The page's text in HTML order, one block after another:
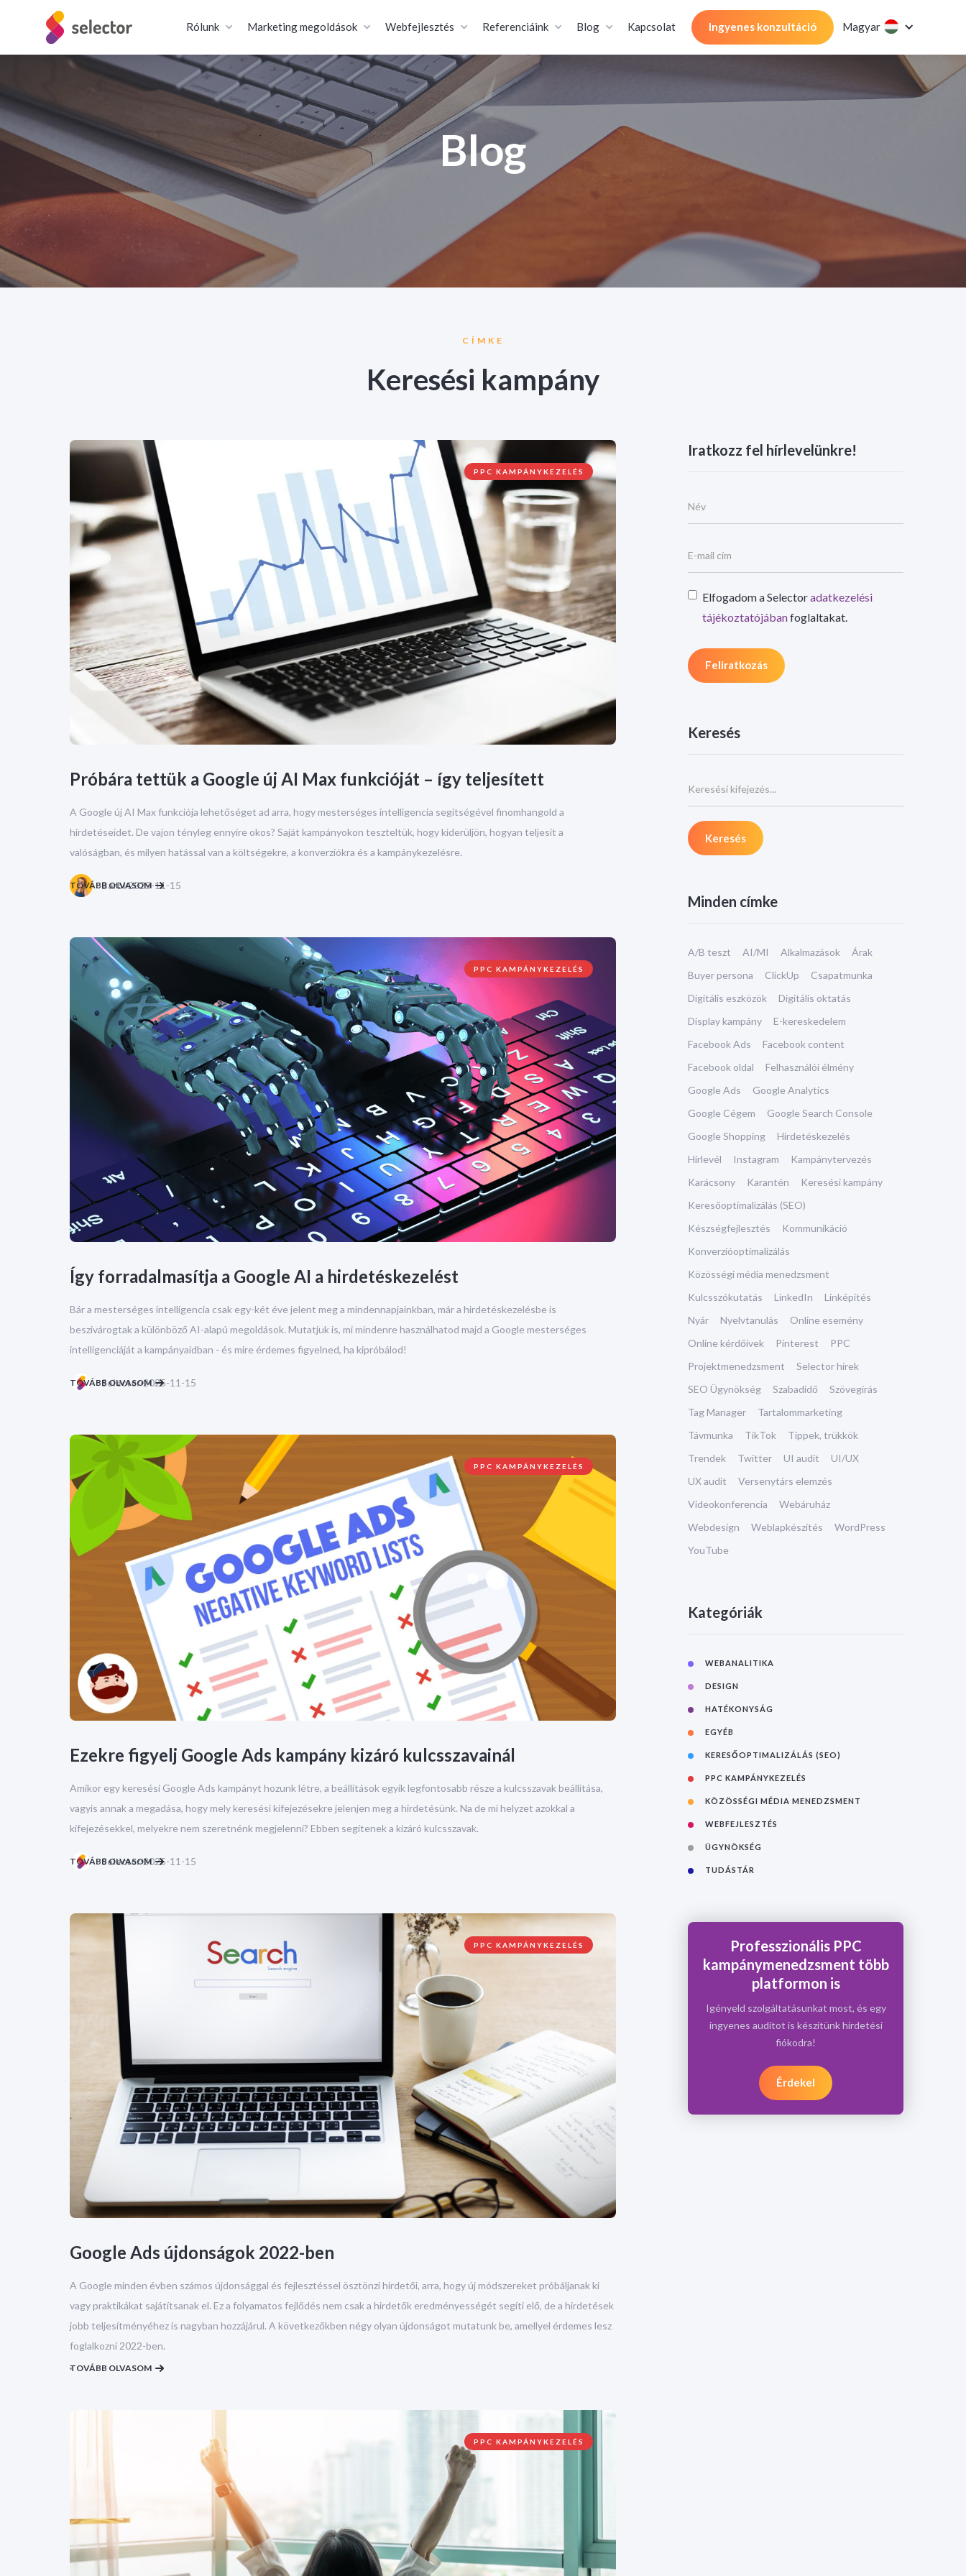
Rólunk Marketing megoldások Webfejlesztés Referenciáink Blog Kapcsolat Ingyenes konzultáció Magyar
Blog
CÍMKE
Keresési kampány
PPC KAMPÁNYKEZELÉS
Próbára tettük a Google új AI Max funkcióját – így teljesített
A Google új AI Max funkciója lehetőséget ad arra, hogy mesterséges intelligencia segítségével finomhangold a
hirdetéseidet. De vajon tényleg ennyire okos? Saját kampányokon teszteltük, hogy kiderüljön, hogyan teljesít a
valóságban, és milyen hatással van a költségekre, a konverziókra és a kampánykezelésre.
Barbi2025-11-15
TOVÁBB OLVASOM
PPC KAMPÁNYKEZELÉS
Így forradalmasítja a Google AI a hirdetéskezelést
Bár a mesterséges intelligencia csak egy-két éve jelent meg a mindennapjainkban, már a hirdetéskezelésbe is
beszivárogtak a különböző AI-alapú megoldások. Mutatjuk is, mi mindenre használhatod majd a Google mesterséges
intelligenciáját a kampányaidban - és mire érdemes figyelned, ha kipróbálod!
Selector2025-11-15
TOVÁBB OLVASOM
PPC KAMPÁNYKEZELÉS
Ezekre figyelj Google Ads kampány kizáró kulcsszavainál
Amikor egy keresési Google Ads kampányt hozunk létre, a beállítások egyik legfontosabb része a kulcsszavak beállítása,
vagyis annak a megadása, hogy mely keresési kifejezésekre jelenjen meg a hirdetésünk. Na de mi helyzet azokkal a
kifejezésekkel, melyekre nem szeretnénk megjelenni? Ebben segítenek a kizáró kulcsszavak.
Selector2025-11-15
TOVÁBB OLVASOM
PPC KAMPÁNYKEZELÉS
Google Ads újdonságok 2022-ben
A Google minden évben számos újdonsággal és fejlesztéssel ösztönzi hirdetői, arra, hogy új módszereket próbáljanak ki
vagy praktikákat sajátítsanak el. Ez a folyamatos fejlődés nem csak a hirdetők eredményességét segíti elő, de a hirdetések
jobb teljesítményéhez is nagyban hozzájárul. A következőkben négy olyan újdonságot mutatunk be, amellyel érdemes lesz
foglalkozni 2022-ben.
TOVÁBB OLVASOM
PPC KAMPÁNYKEZELÉS
Iratkozz fel hírlevelünkre!
Elfogadom a Selectoradatkezelési
tájékoztatójábanfoglaltakat.
Keresés
Minden címke
A/B teszt AI/MI Alkalmazások
Árak
Buyer persona
ClickUp
Csapatmunka
Digitális eszközök
Digitális oktatás
Display kampány
E-kereskedelem
Facebook Ads
Facebook content
Facebook oldal
Felhasználói élmény
Google Ads
Google Analytics
Google Cégem
Google Search Console
Google Shopping
Hirdetéskezelés
Hírlevél
Instagram
Kampánytervezés
Karácsony
Karantén
Keresési kampány
Keresőoptimalizálás (SEO)
Készségfejlesztés
Kommunikáció
Konverzióoptimalizálás
Közösségi média menedzsment
Kulcsszókutatás
LinkedIn
Linképítés
Nyár
Nyelvtanulás
Online esemény
Online kérdőívek
Pinterest
PPC
Projektmenedzsment
Selector hírek
SEO Ügynökség
Szabadidő
Szövegírás
Tag Manager
Tartalommarketing
Távmunka
TikTok
Tippek, trükkök
Trendek
Twitter UI audit
UI/UX
UX audit
Versenytárs elemzés
Videokonferencia
Webáruház
Webdesign
Weblapkészítés
WordPress
YouTube
Kategóriák
WEBANALITIKA
DESIGN
HATÉKONYSÁG
EGYÉB
KERESŐOPTIMALIZÁLÁS (SEO)
PPC KAMPÁNYKEZELÉS
KÖZÖSSÉGI MÉDIA MENEDZSMENT
WEBFEJLESZTÉS
ÜGYNÖKSÉG
TUDÁSTÁR
Professzionális PPC
kampánymenedzsment több
platformon is
Igényeld szolgáltatásunkat most, és egy
ingyenes auditot is készítünk hirdetési
fiókodra!
Érdekel